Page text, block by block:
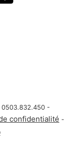
0503.832.450 -
confidentialité -